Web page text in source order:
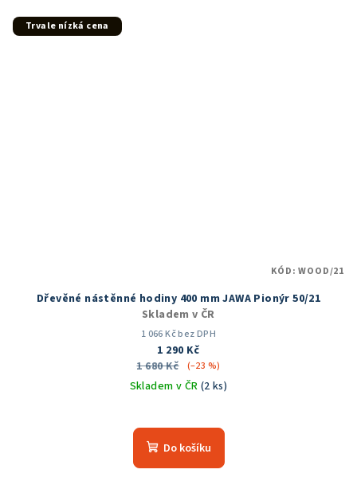
Trvale nízká cena
Dřevěné nástěnné hodiny 400 mm JAWA Pionýr 50/21
Skladem v ČR
1 066 Kč bez DPH
1 290 Kč
1 680 Kč
(–23 %)
Skladem v ČR (2 ks)
hodnocení
produktu
Do košíku
KÓD:WOOD/21